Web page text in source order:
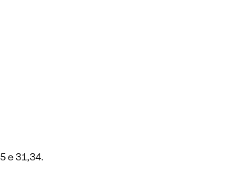
e 31,34.